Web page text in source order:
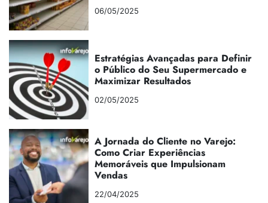
06/05/2025
Estratégias Avançadas para Definir
o Público do Seu Supermercado e
Maximizar Resultados
02/05/2025
A Jornada do Cliente no Varejo:
Como Criar Experiências
Memoráveis que Impulsionam
Vendas
22/04/2025